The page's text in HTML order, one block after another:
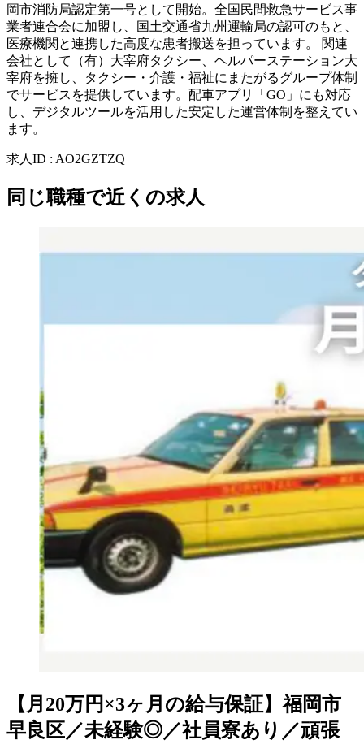
岡市消防局認定第一号として開始。全国民間救急サービス事
業者連合会に加盟し、国土交通省九州運輸局の認可のもと、
医療機関と連携した高度な患者搬送を担っています。 関連
会社として（有）大宰府タクシー、ヘルパーステーション大
宰府を擁し、タクシー・介護・福祉にまたがるグループ体制
でサービスを提供しています。配車アプリ「GO」にも対応
し、デジタルツールを活用した安定した運営体制を整えてい
ます。
求人ID : AO2GZTZQ
同じ職種で近くの求人
【月20万円×3ヶ月の給与保証】福岡市
早良区／未経験◎／社員寮あり／頑張